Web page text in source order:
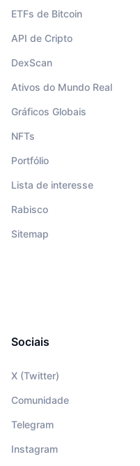
ETFs de Bitcoin
API de Cripto
DexScan
Ativos do Mundo Real
Gráficos Globais
NFTs
Portfólio
Lista de interesse
Rabisco
Sitemap
Sociais
X (Twitter)
Comunidade
Telegram
Instagram